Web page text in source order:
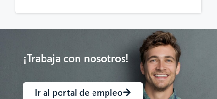
¡Trabaja con nosotros!
Ir al portal de empleo